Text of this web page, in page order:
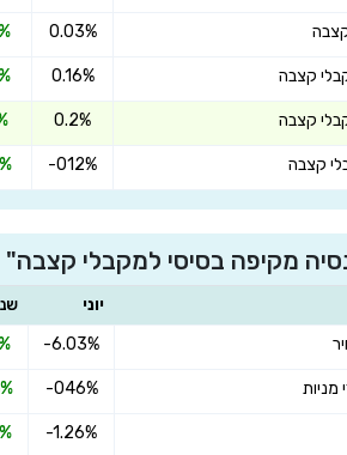
0.03%
קצבה 0.16%
קצבה 0.2%
קצבה -012%
מקיפה בסיסי למקבלי
יוני
-6.03%
מניות -046%
-1.26%
הצטרפו